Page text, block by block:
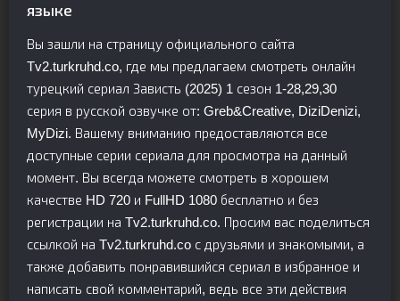
языке
Вы зашли на страницу официального сайта
Tv2.turkruhd.co, где мы предлагаем смотреть онлайн
турецкий сериал Зависть (2025) 1 сезон 1-28,29,30
серия в русской озвучке от: Greb&Creative, DiziDenizi,
MyDizi. Вашему вниманию предоставляются все
доступные серии сериала для просмотра на данный
момент. Вы всегда можете смотреть в хорошем
качестве HD 720 и FullHD 1080 бесплатно и без
регистрации на Tv2.turkruhd.co. Просим вас поделиться
ссылкой на Tv2.turkruhd.co с друзьями и знакомыми, а
также добавить понравившийся сериал в избранное и
написать свой комментарий, ведь все эти действия